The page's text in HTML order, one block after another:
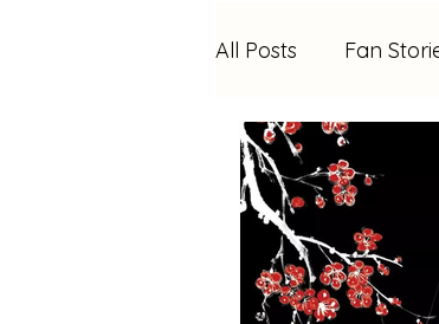
All Posts Fan
Lee Jun Hyuk
Son Seok Gu